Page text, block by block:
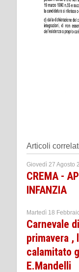
Articoli
Giovedì 27 Agosto
CREMA -
INFANZIA
Martedì 18
Carnevale
primavera ,
calamitato
E.Mandelli